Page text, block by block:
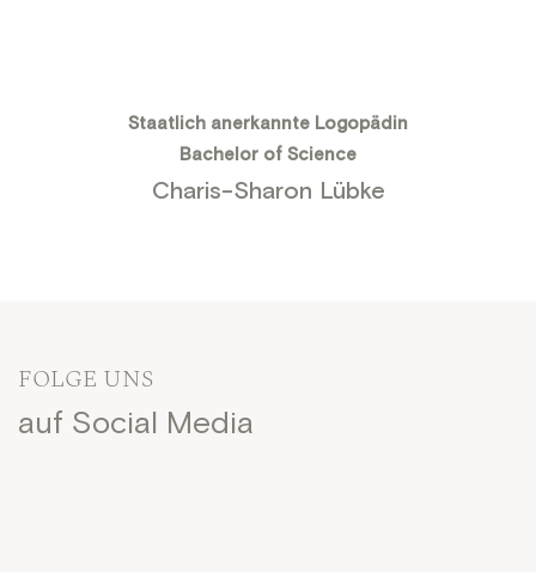
Staatlich anerkannte Logopädin
Bachelor of Science
Charis-Sharon Lübke
FOLGE UNS
auf Social Media